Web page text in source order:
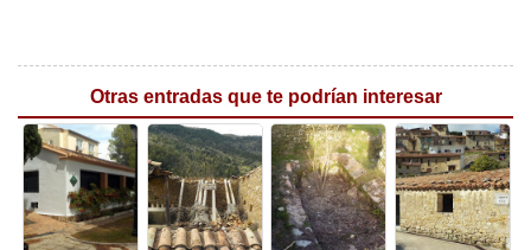
Otras entradas que te podrían interesar